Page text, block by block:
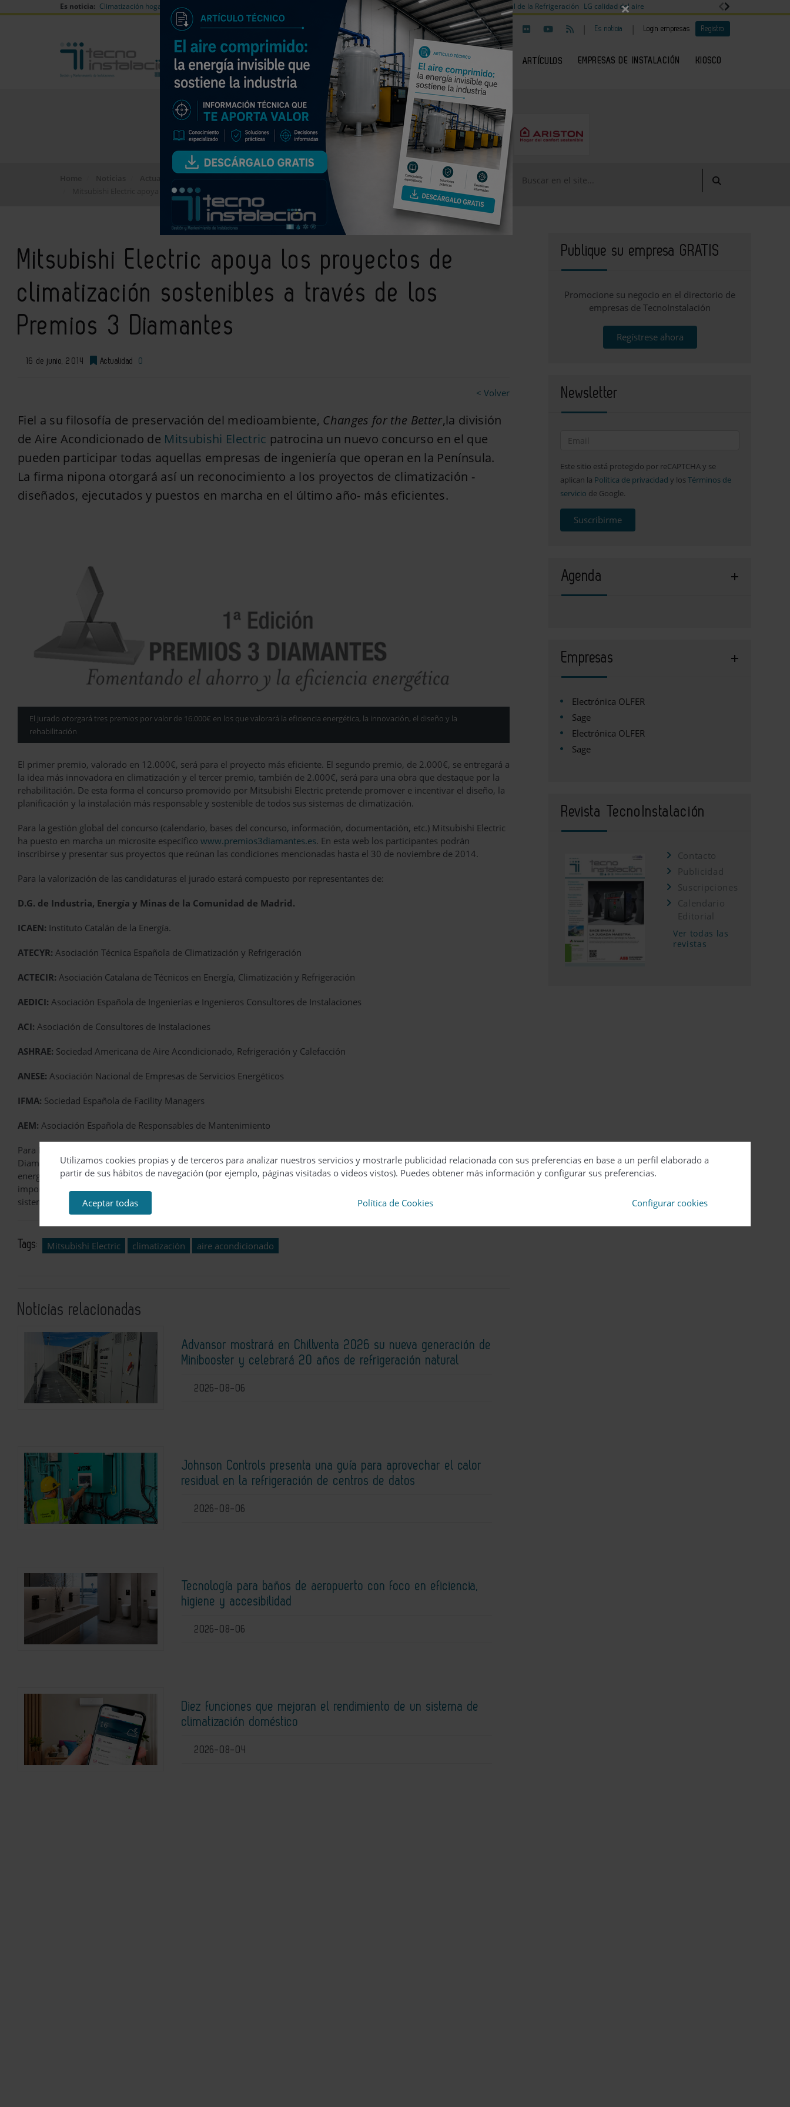
Es noticia: Climatización hogares verano Válvulas de equilibrado para sistemas calefacción Día mundial de la Refrigeración LG calidad del aire
| Es noticia | Login empresas Registro
NOTICIAS PRODUCTOS ARTÍCULOS EMPRESAS DE INSTALACIÓN KIOSCO
EMPRESAS PREMIUM
Mitsubishi Electric apoya los proyectos de climatización sostenibles a través de los Premios 3 Diamantes
Mitsubishi Electric apoya los proyectos de
climatización sostenibles a través de los
Premios 3 Diamantes
16 de junio, 2014 Actualidad 0
< Volver
Fiel a su filosofía de preservación del medioambiente, Changes for the Better,la división
de Aire Acondicionado de Mitsubishi Electric patrocina un nuevo concurso en el que
pueden participar todas aquellas empresas de ingeniería que operan en la Península.
La firma nipona otorgará así un reconocimiento a los proyectos de climatización -
diseñados, ejecutados y puestos en marcha en el último año- más eficientes.
El jurado otorgará tres premios por valor de 16.000€ en los que valorará la eficiencia energética, la innovación, el diseño y la
rehabilitación
El primer premio, valorado en 12.000€, será para el proyecto más eficiente. El segundo premio, de 2.000€, se entregará a
la idea más innovadora en climatización y el tercer premio, también de 2.000€, será para una obra que destaque por la
rehabilitación. De esta forma el concurso promovido por Mitsubishi Electric pretende promover e incentivar el diseño, la
planificación y la instalación más responsable y sostenible de todos sus sistemas de climatización.
Para la gestión global del concurso (calendario, bases del concurso, información, documentación, etc.) Mitsubishi Electric
ha puesto en marcha un microsite específico www.premios3diamantes.es. En esta web los participantes podrán
inscribirse y presentar sus proyectos que reúnan las condiciones mencionadas hasta el 30 de noviembre de 2014.
Para la valorización de las candidaturas el jurado estará compuesto por representantes de:
D.G. de Industria, Energía y Minas de la Comunidad de Madrid.
ICAEN: Instituto Catalán de la Energía.
ATECYR: Asociación Técnica Española de Climatización y Refrigeración
ACTECIR: Asociación Catalana de Técnicos en Energía, Climatización y Refrigeración
AEDICI: Asociación Española de Ingenierías e Ingenieros Consultores de Instalaciones
ACI: Asociación de Consultores de Instalaciones
ASHRAE: Sociedad Americana de Aire Acondicionado, Refrigeración y Calefacción
ANESE: Asociación Nacional de Empresas de Servicios Energéticos
IFMA: Sociedad Española de Facility Managers
AEM: Asociación Española de Responsables de Mantenimiento
Para Pedro Ruiz, Director General de la división de Aire Acondicionado, “llevar a cabo el concurso Los Premios Tres
Diamantes es un reto más para Mitsubishi Electric. Tenemos el firme propósito de explicar el valor de la eficiencia
energética y la alta tecnología. Atesoramos una labor, un compromiso didáctico con la sociedad para mostrar la
importancia de usar equipos altamente eficientes. Es una de nuestras muchas responsabilidades como fabricantes de
sistemas de climatización”.
Tags: Mitsubishi Electric climatización aire acondicionado
Noticias relacionadas
Advansor mostrará en Chillventa 2026 su nueva generación de
Minibooster y celebrará 20 años de refrigeración natural
2026-08-06
Johnson Controls presenta una guía para aprovechar el calor
residual en la refrigeración de centros de datos
2026-08-06
Tecnología para baños de aeropuerto con foco en eficiencia,
higiene y accesibilidad
2026-08-06
Diez funciones que mejoran el rendimiento de un sistema de
climatización doméstico
2026-08-04
Publique su empresa GRATIS
Promocione su negocio en el directorio de
empresas de TecnoInstalación
Regístrese ahora
Newsletter
Este sitio está protegido por reCAPTCHA y se
aplican la Política de privacidad y losTérminos de
servicio de Google.
Suscribirme
Agenda
Empresas
Electrónica OLFER
Sage
Electrónica OLFER
Sage
Revista TecnoInstalación
Contacto
Publicidad
Suscripciones
Calendario
Editorial
Ver todas las
revistas
Utilizamos cookies propias y de terceros para analizar nuestros servicios y mostrarle publicidad relacionada con sus preferencias en base a un perfil elaborado a
partir de sus hábitos de navegación (por ejemplo, páginas visitadas o videos vistos). Puedes obtener más información y configurar sus preferencias.
Aceptar todas Política de Cookies Configurar cookies
×